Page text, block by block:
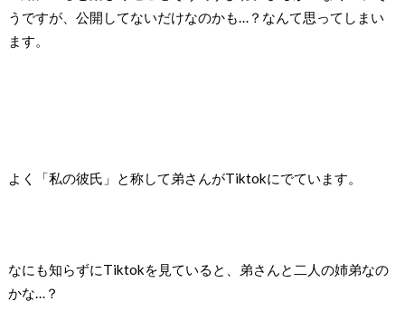
うですが、公開してないだけなのかも…？なんて思ってしまい
ます。
よく「私の彼氏」と称して弟さんがTiktokにでています。
なにも知らずにTiktokを見ていると、弟さんと二人の姉弟なの
かな…？